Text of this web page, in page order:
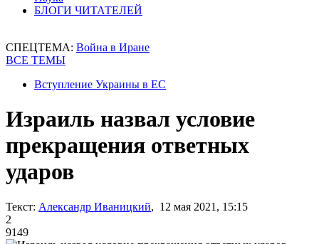
БЛОГИ ЧИТАТЕЛЕЙ
СПЕЦТЕМА: Война в Иране
ВСЕ ТЕМЫ
Вступление Украины в ЕС
Израиль назвал условие
прекращения ответных
ударов
Текст: Александр Иваницкий, 12 мая 2021, 15:15
2
9149